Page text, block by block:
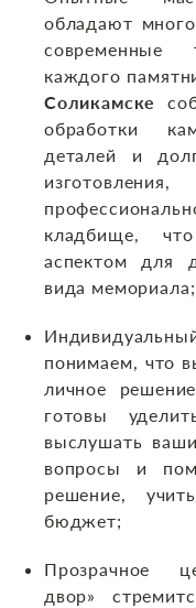
обладают
современные
каждого
Соликамске
обработки
деталей и
кладбище,
аспектом для
вида мемориала;
понимаем, что
личное
готовы
выслушать
вопросы и
решение,
бюджет;
Прозрачное
двор»